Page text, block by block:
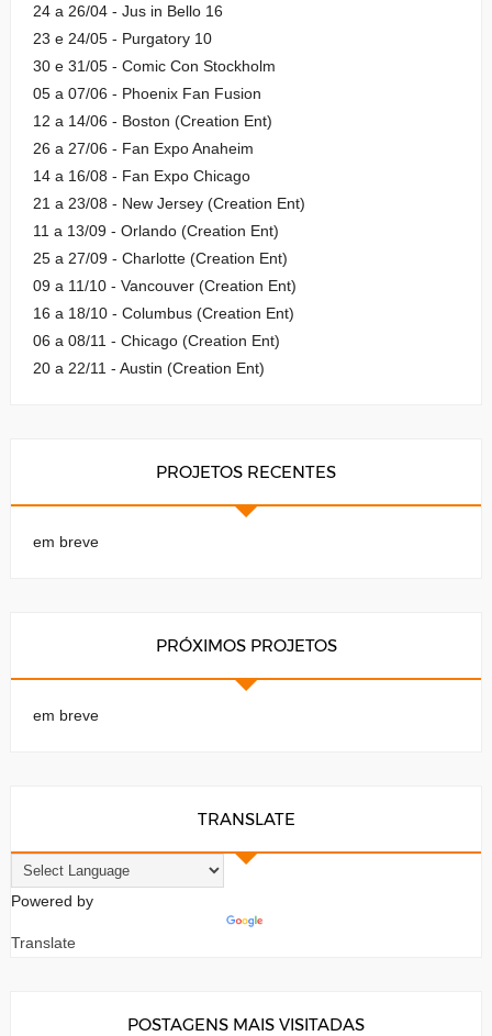
24 a 26/04 - Jus in Bello 16
23 e 24/05 - Purgatory 10
30 e 31/05 - Comic Con Stockholm
05 a 07/06 - Phoenix Fan Fusion
12 a 14/06 - Boston (Creation Ent)
26 a 27/06 - Fan Expo Anaheim
14 a 16/08 - Fan Expo Chicago
21 a 23/08 - New Jersey (Creation Ent)
11 a 13/09 - Orlando (Creation Ent)
25 a 27/09 - Charlotte (Creation Ent)
09 a 11/10 - Vancouver (Creation Ent)
16 a 18/10 - Columbus (Creation Ent)
06 a 08/11 - Chicago (Creation Ent)
20 a 22/11 - Austin (Creation Ent)
PROJETOS RECENTES
em breve
PRÓXIMOS PROJETOS
em breve
TRANSLATE
Powered by
Translate
POSTAGENS MAIS VISITADAS